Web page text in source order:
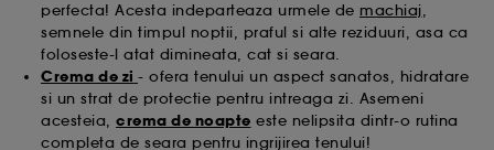
perfecta! Acesta indeparteaza urmele de machiaj,
semnele din timpul noptii, praful si alte reziduuri, asa ca
foloseste-l atat dimineata, cat si seara.
Crema de zi - ofera tenului un aspect sanatos, hidratare
si un strat de protectie pentru intreaga zi. Asemeni
acesteia, crema de noapte este nelipsita dintr-o rutina
completa de seara pentru ingrijirea tenului!